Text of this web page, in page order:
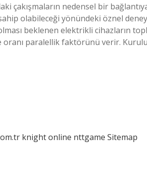
çakışmaların nedensel bir
olabileceği yönündeki öznel
beklenen elektrikli cihazların
oranı paralellik faktörünü verir.
knight online nttgame Sitemap